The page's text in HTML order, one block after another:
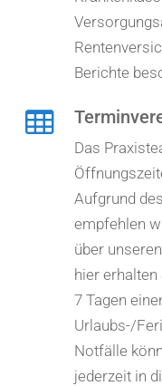
Berichte
Das
Aufgrund
empfehlen
über
hier erhalten
7 Tagen
Urlaubs-/
Notfälle
jederzeit in